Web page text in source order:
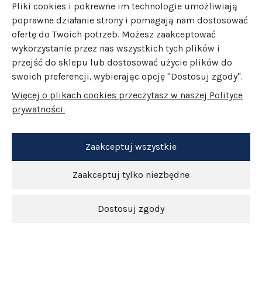
Pliki cookies i pokrewne im technologie umożliwiają
poprawne działanie strony i pomagają nam dostosować
ofertę do Twoich potrzeb. Możesz zaakceptować
wykorzystanie przez nas wszystkich tych plików i
przejść do sklepu lub dostosować użycie plików do
swoich preferencji, wybierając opcję "Dostosuj zgody".
Więcej o plikach cookies przeczytasz w naszej Polityce
prywatności.
Zaakceptuj tylko niezbędne
Dostosuj zgody
Zaakceptuj wszystkie